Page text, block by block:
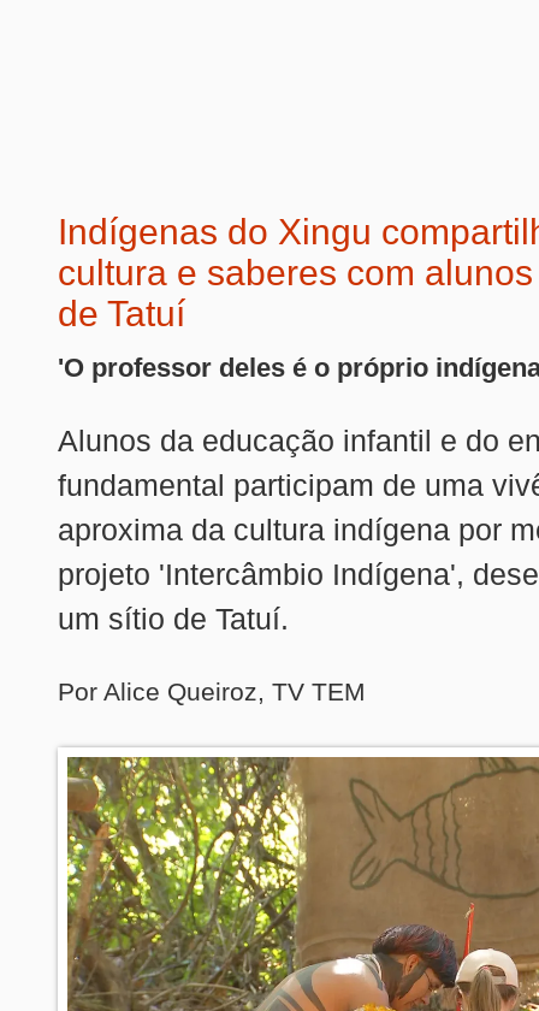
Indígenas do Xingu
cultura e saberes com
de Tatuí
'O professor deles é o próprio
Alunos da educação infantil e do
fundamental participam de uma
aproxima da cultura indígena por
projeto 'Intercâmbio Indígena',
um sítio de Tatuí.
Por Alice Queiroz, TV TEM